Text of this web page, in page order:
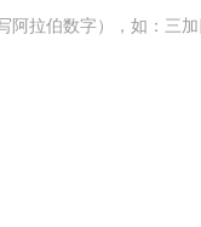
阿拉伯数字），如：三